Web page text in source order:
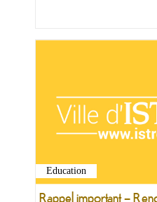
Education
Rappel important –